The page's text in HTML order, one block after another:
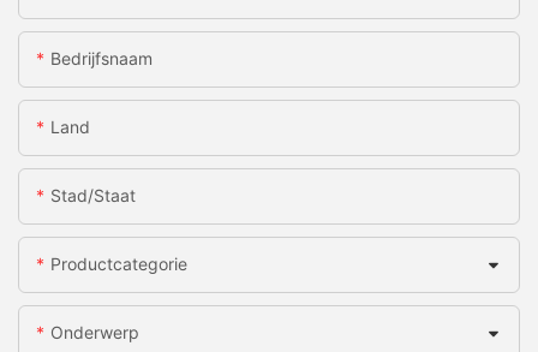
Bedrijfsnaam
Land
Stad/staat
Productcategorie
Onderwerp